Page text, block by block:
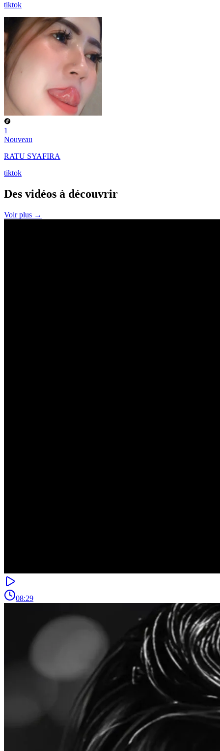
tiktok
1
Nouveau
RATU SYAFIRA
tiktok
Des vidéos à découvrir
Voir plus →
08:29